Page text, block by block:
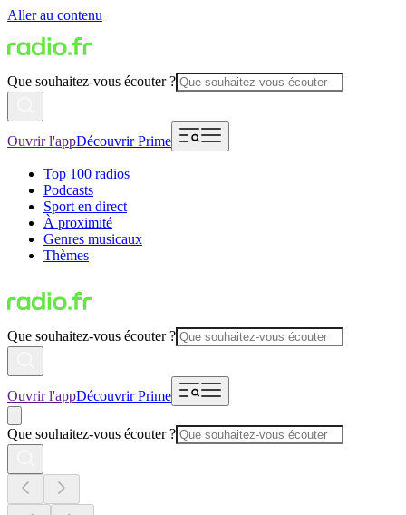
Aller au contenu
Que souhaitez-vous écouter ?
Ouvrir l'appDécouvrir Prime
Top 100 radios
Podcasts
Sport en direct
À proximité
Genres musicaux
Thèmes
Que souhaitez-vous écouter ?
Ouvrir l'appDécouvrir Prime
Que souhaitez-vous écouter ?